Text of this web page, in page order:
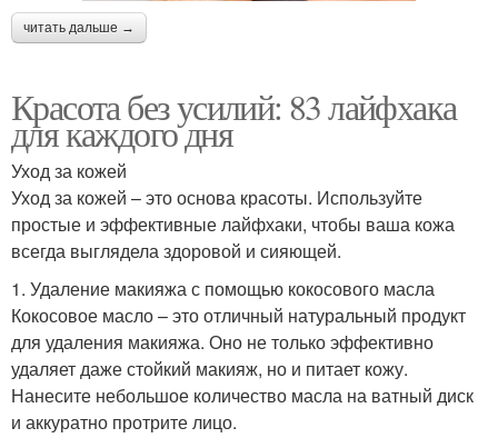
читать дальше →
Красота без усилий: 83 лайфхака
для каждого дня
Уход за кожей
Уход за кожей – это основа красоты. Используйте
простые и эффективные лайфхаки, чтобы ваша кожа
всегда выглядела здоровой и сияющей.
1. Удаление макияжа с помощью кокосового масла
Кокосовое масло – это отличный натуральный продукт
для удаления макияжа. Оно не только эффективно
удаляет даже стойкий макияж, но и питает кожу.
Нанесите небольшое количество масла на ватный диск
и аккуратно протрите лицо.